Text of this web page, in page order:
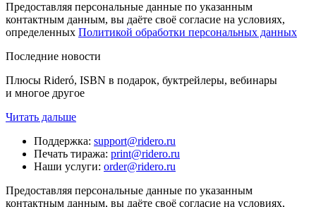
Предоставляя персональные данные по указанным
контактным данным, вы даёте своё согласие на условиях,
определенных Политикой обработки персональных данных
Последние новости
Плюсы Rideró, ISBN в подарок, буктрейлеры, вебинары
и многое другое
Читать дальше
Поддержка: support@ridero.ru
Печать тиража: print@ridero.ru
Наши услуги: order@ridero.ru
Предоставляя персональные данные по указанным
контактным данным, вы даёте своё согласие на условиях,